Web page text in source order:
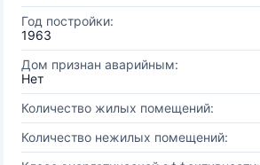
Год постройки:
1963
Дом признан аварийным:
Нет
Количество жилых помещений:
Количество нежилых помещений: